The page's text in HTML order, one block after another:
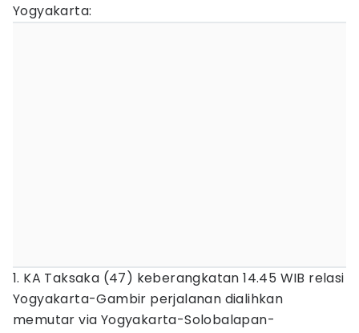
Yogyakarta:
1. KA Taksaka (47) keberangkatan 14.45 WIB relasi
Yogyakarta-Gambir perjalanan dialihkan
memutar via Yogyakarta-Solobalapan-